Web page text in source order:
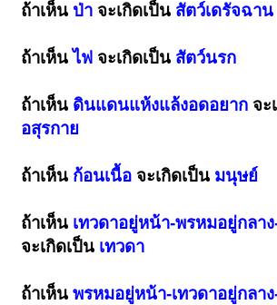
ถ้าเห็น ป่า จะเกิดเป็น สัตว์เดรัจฉาน
ถ้าเห็นไฟ จะเกิดเป็น สัตว์นรก
ถ้าเห็น ดินแดนแห้งแล้งอดอยาก จะ
อสุรกาย
ถ้าเห็น ก้อนเนื้อ จะเกิดเป็น มนุษย์
ถ้าเห็น เทวดาอยู่หน้า-พรหมอยู่กลา
จะเกิดเป็น เทวดา
ถ้าเห็นพรหมอยู่หน้า-เทวดาอยู่กลา